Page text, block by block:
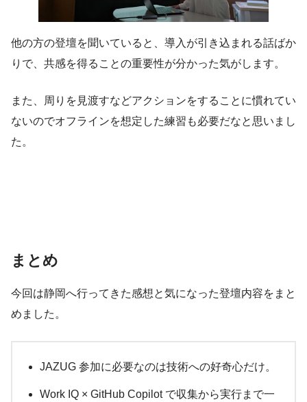
他の方の登壇を聞いていると、導入が引き込まれる話ばか
りで、共感を得ることの重要性が分かった気がします。
また、周りを見渡すなどアクションをすることに慣れてい
ないのでオフラインを想定した練習も必要だなと思いまし
た。
まとめ
今回は静岡へ行ってきた感想と気になった登壇内容をまと
めました。
JAZUG 参加に必要なのは技術への好奇心だけ。
Work IQ × GitHub Copilot で収集から実行まで一